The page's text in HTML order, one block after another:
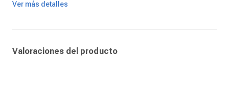
Ideal para PCs de uso diario: Perfecto para armar o actualizar
Ver más detalles
Valoraciones del producto